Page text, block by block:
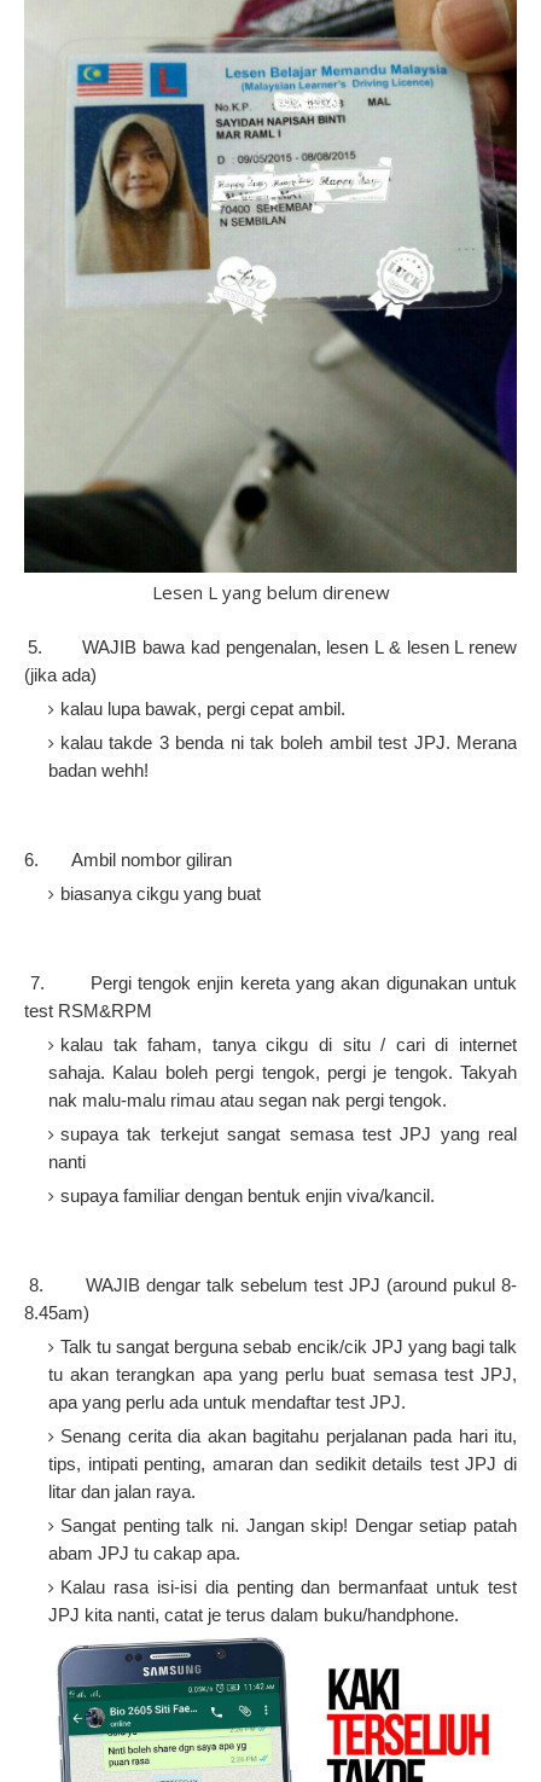
Lesen L yang belum direnew
5.
WAJIB bawa kad pengenalan, lesen L & lesen L renew
(jika ada)
kalau lupa bawak, pergi cepat ambil.
kalau takde 3 benda ni tak boleh ambil test JPJ. Merana
badan wehh!
6.
Ambil nombor giliran
biasanya cikgu yang buat
7.
Pergi tengok enjin kereta yang akan digunakan untuk
test RSM&RPM
kalau tak faham, tanya cikgu di situ / cari di internet
sahaja. Kalau boleh pergi tengok, pergi je tengok. Takyah
nak malu-malu rimau atau segan nak pergi tengok.
supaya tak terkejut sangat semasa test JPJ yang real
nanti
supaya familiar dengan bentuk enjin viva/kancil.
8.
WAJIB dengar talk sebelum test JPJ (around pukul 8-
8.45am)
Talk tu sangat berguna sebab encik/cik JPJ yang bagi talk
tu akan terangkan apa yang perlu buat semasa test JPJ,
apa yang perlu ada untuk mendaftar test JPJ.
Senang cerita dia akan bagitahu perjalanan pada hari itu,
tips, intipati penting, amaran dan sedikit details test JPJ di
litar dan jalan raya.
Sangat penting talk ni. Jangan skip! Dengar setiap patah
abam JPJ tu cakap apa.
Kalau rasa isi-isi dia penting dan bermanfaat untuk test
JPJ kita nanti, catat je terus dalam buku/handphone.